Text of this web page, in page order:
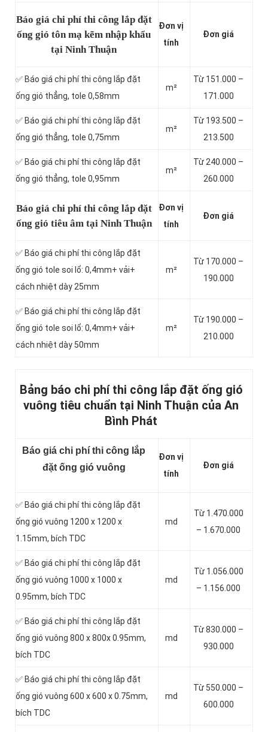
Báo giá chi phí thi công lắp đặt
ống gió tôn mạ kẽm nhập khẩu
tại Ninh Thuận
Đơn vị
tính
Đơn giá
✅ Báo giá chi phí thi công lắp đặt
ống gió thẳng, tole 0,58mm
m²
Từ 151.000 –
171.000
✅ Báo giá chi phí thi công lắp đặt
ống gió thẳng, tole 0,75mm
m²
Từ 193.500 –
213.500
✅ Báo giá chi phí thi công lắp đặt
ống gió thẳng, tole 0,95mm
m²
Từ 240.000 –
260.000
Báo giá chi phí thi công lắp đặt
ống gió tiêu âm tại Ninh Thuận
Đơn vị
tính
Đơn giá
✅ Báo giá chi phí thi công lắp đặt
ống gió tole soi lổ: 0,4mm+ vải+
cách nhiệt dày 25mm
m²
Từ 170.000 –
190.000
✅ Báo giá chi phí thi công lắp đặt
ống gió tole soi lổ: 0,4mm+ vải+
cách nhiệt dày 50mm
m²
Từ 190.000 –
210.000
Bảng báo chi phí thi công lắp đặt ống gió
vuông tiêu chuẩn tại Ninh Thuận của An
Bình Phát
Báo giá chi phí thi công lắp
đặt ống gió vuông
Đơn vị
tính
Đơn giá
✅ Báo giá chi phí thi công lắp đặt
ống gió vuông 1200 x 1200 x
1.15mm, bích TDC
md
Từ 1.470.000
– 1.670.000
✅ Báo giá chi phí thi công lắp đặt
ống gió vuông 1000 x 1000 x
0.95mm, bích TDC
md
Từ 1.056.000
– 1.156.000
✅ Báo giá chi phí thi công lắp đặt
ống gió vuông 800 x 800x 0.95mm,
bích TDC
md
Từ 830.000 –
930.000
✅ Báo giá chi phí thi công lắp đặt
ống gió vuông 600 x 600 x 0.75mm,
bích TDC
md
Từ 550.000 –
600.000